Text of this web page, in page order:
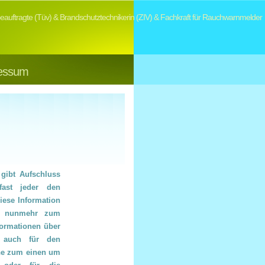
(Tüv) & Brandschutztechnikerin (ZIV) & Fachkraft für Rauchwarnmelder
Aufschluss
jeder den
Information
nunmehr zum
über
auch für den
zum einen um